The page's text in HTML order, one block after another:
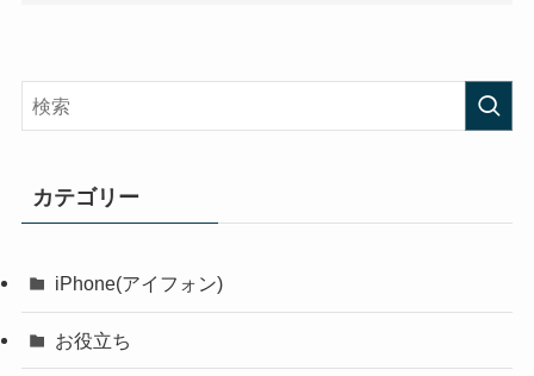
カテゴリー
iPhone(アイフォン)
お役立ち